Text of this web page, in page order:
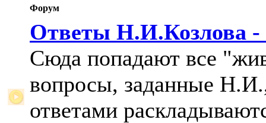
Форум
Ответы Н.И.Козлова -
Сюда попадают все
вопросы, заданные
ответами